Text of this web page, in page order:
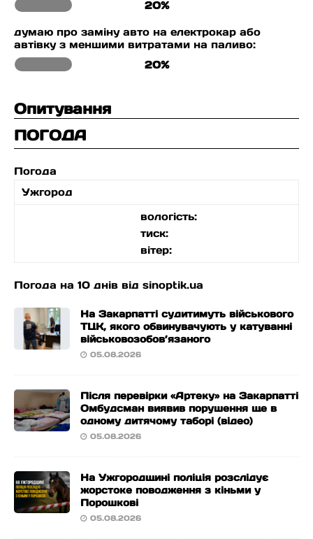
20%
думаю про заміну авто на електрокар або
автівку з меншими витратами на паливо:
20%
Опитування
ПОГОДА
Погода
Ужгород
вологість:
тиск:
вітер:
Погода на 10 днів від sinoptik.ua
На Закарпатті судитимуть військового
ТЦК, якого обвинувачують у катуванні
військовозобов’язаного
05.08.2026
Після перевірки «Артеку» на Закарпатті
Омбудсман виявив порушення ще в
одному дитячому таборі (відео)
05.08.2026
На Ужгородщині поліція розслідує
жорстоке поводження з кіньми у
Порошкові
05.08.2026